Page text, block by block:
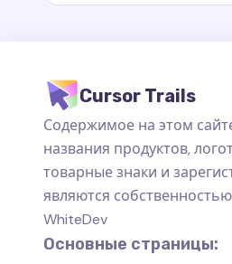
Cursor Trails
Содержимое на этом
названия продуктов,
товарные знаки и
являются
WhiteDev
Основные страницы: